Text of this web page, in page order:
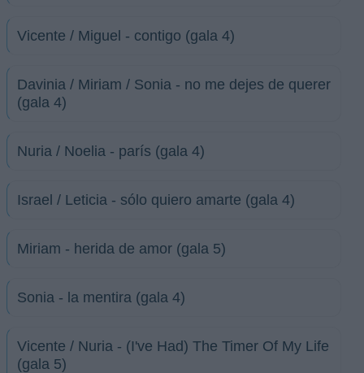
Vicente / Miguel - contigo (gala 4)
Davinia / Miriam / Sonia - no me dejes de querer
(gala 4)
Nuria / Noelia - parís (gala 4)
Israel / Leticia - sólo quiero amarte (gala 4)
Miriam - herida de amor (gala 5)
Sonia - la mentira (gala 4)
Vicente / Nuria - (I've Had) The Timer Of My Life
(gala 5)